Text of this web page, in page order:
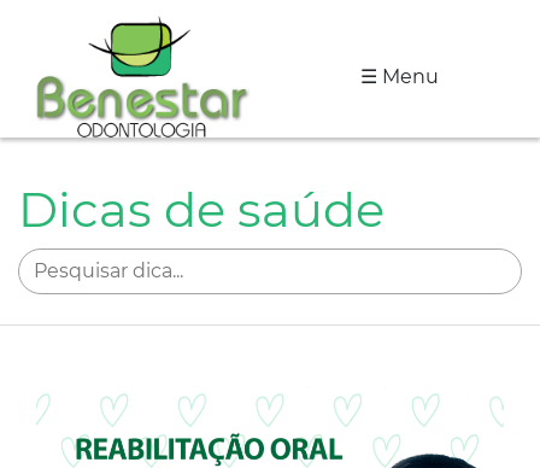
☰ Menu
A
Clínica
Especialidades
Tratamentos
Depoimentos
de
Saúde
Dicas de saúde